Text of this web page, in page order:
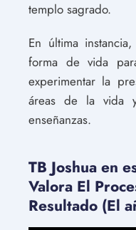
templo sagrado.
En última
forma de vida
experimentar la
áreas de la vida
enseñanzas.
TB Joshua en
Valora El
Resultado (El